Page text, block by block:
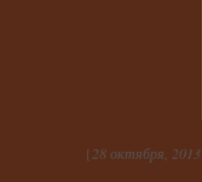
{28 октября, 2013